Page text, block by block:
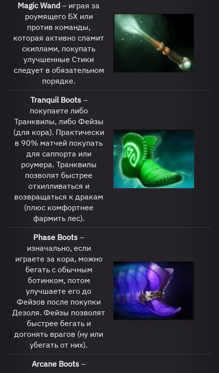
Magic Wand – играя за
роумящего БХ или
против команды,
которая активно спамит
скиллами, покупать
улучшенные Стики
следует в обязательном
порядке.
Tranquil Boots–
покупаете либо
Транквилы, либо Фейзы
(для кора). Практически
в 90% матчей покупать
для саппорта или
роумера. Транквилы
позволят быстрее
отхилливаться и
возвращаться к дракам
(плюс комфортнее
фармить лес).
Phase Boots –
изначально, если
играете за кора, можно
бегать с обычным
ботинком, потом
улучшаете его до
Фейзов после покупки
Дезоля. Фейзы позволят
быстрее бегать и
догонять врагов (ну или
убегать от них).
Arcane Boots –